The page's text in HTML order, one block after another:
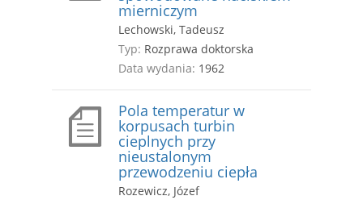
mierniczym
Lechowski, Tadeusz
Typ: Rozprawa doktorska
Data wydania: 1962
Pola temperatur w
korpusach turbin
cieplnych przy
nieustalonym
przewodzeniu ciepła
Rozewicz, Józef